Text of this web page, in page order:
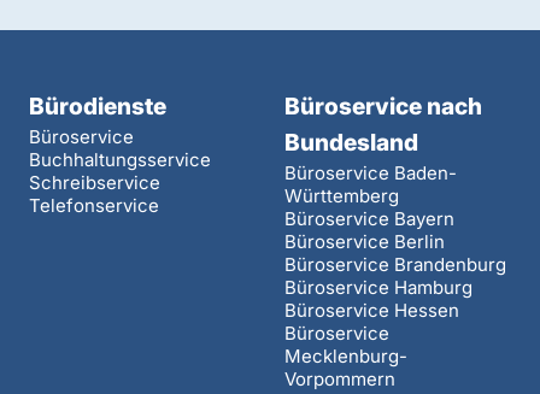
Bürodienste
Büroservice
Buchhaltungsservice
Schreibservice
Telefonservice
Büroservice nach
Bundesland
Büroservice Baden-
Württemberg
Büroservice Bayern
Büroservice Berlin
Büroservice Brandenburg
Büroservice Hamburg
Büroservice Hessen
Büroservice
Mecklenburg-
Vorpommern